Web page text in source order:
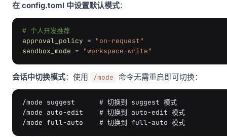
在 config.toml 中设置默认模式：
# 个人开发推荐
approval_policy =
"on-request"
sandbox_mode = "workspace-write"
会话中切换模式：使用 /mode 命令无需重启即可切换：
/mode suggest      # 切换到 suggest 模式
/mode auto-edit    # 切换到 auto-edit 模式